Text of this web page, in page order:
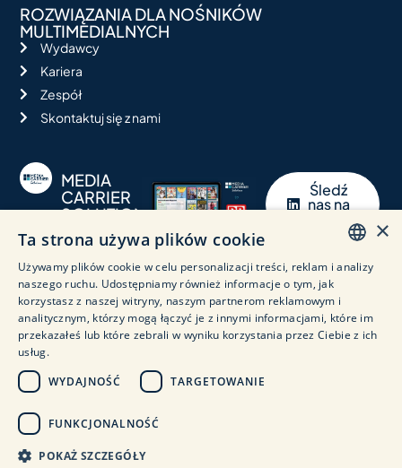
ROZWIĄZANIA DLA NOŚNIKÓW
MULTIMEDIALNYCH
Wydawcy
Kariera
Zespół
Skontaktuj się z nami
MEDIA
CARRIER
SOLUTIONS
Twój
partner w
zakresie
niestandardowych
rozwiązań
e-
Śledź
nas na
Polityka prywatności
Deklaracja w sprawie dostępności
GERMAN
ENGLISH
ITALIAN
×
Ta strona używa plików cookie
Używamy plików cookie w celu personalizacji treści, reklam i analizy
naszego ruchu. Udostępniamy również informacje o tym, jak
korzystasz z naszej witryny, naszym partnerom reklamowym i
analitycznym, którzy mogą łączyć je z innymi informacjami, które im
przekazałeś lub które zebrali w wyniku korzystania przez Ciebie z ich
usług.
WYDAJNOŚĆ
TARGETOWANIE
FUNKCJONALNOŚĆ
POKAŻ SZCZEGÓŁY